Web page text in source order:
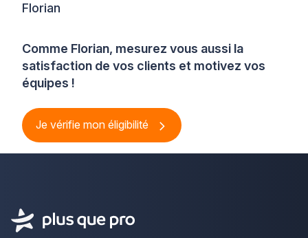
Comme Florian, mesurez vous aussi la
satisfaction de vos clients et motivez vos
équipes !
Je vérifie mon éligibilité
Florian